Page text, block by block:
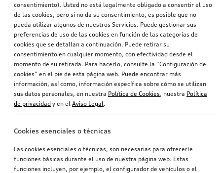
Reequipamiento de la Audi smartphone interface
589,27€PVPR*
Reequipamiento de la Audi smartphone interface
517,88€PVPR*
consentimiento). Usted no está legalmente obligado a consentir el uso
de las cookies, pero si no da su consentimiento, es posible que no
pueda utilizar algunos de nuestros Servicios. Puede gestionar sus
preferencias de uso de las cookies en función de las categorías de
cookies que se detallan a continuación. Puede retirar su
consentimiento en cualquier momento, con efectividad desde el
momento de su retirada. Para hacerlo, consulte la “Configuración de
cookies” en el pie de esta página web. Puede encontrar más
información, así como, información específica sobre cómo se utilizan
sus datos personales, en nuestra Política de Cookies, nuestra Política
de privacidad y en el Aviso Legal.
Cookies esenciales o técnicas
Las cookies esenciales o técnicas, son necesarias para ofrecerle
funciones básicas durante el uso de nuestra página web. Estas
funciones incluyen, por ejemplo, el configurador de vehículos o el